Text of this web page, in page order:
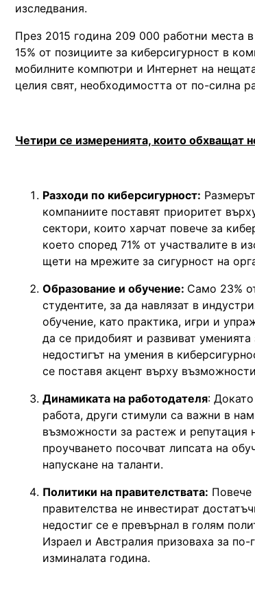
изследвания.
През 2015 година 209 000 работни места
15% от позициите за киберсигурност в
мобилните компютри и Интернет на
целия свят, необходимостта от по-силна
Четири се измеренията, които обхващат
Разходи по киберсигурност:
компаниите поставят приоритет
сектори, които харчат повече за
което според 71% от участвалите в
щети на мрежите за сигурност на
Образование и обучение: Само 23%
студентите, за да навлязат в
обучение, като практика, игри и
да се придобият и развиват
недостигът на умения в
се поставя акцент върху
Динамиката на работодателя:
работа, други стимули са важни в
възможности за растеж и репутация
проучването посочват липсата на
напускане на таланти.
Политики на правителствата: Повече
правителства не инвестират
недостиг се е превърнал в голям
Израел и Австралия призоваха за по-
изминалата година.